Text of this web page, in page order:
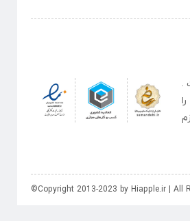
.
©Copyright 2013-2023 by Hiapple.ir | All